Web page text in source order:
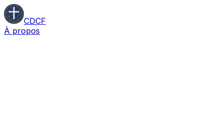
CDCF
À propos